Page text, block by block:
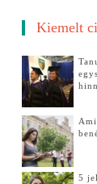
Kiemelt
5